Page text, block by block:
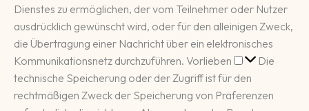
Dienstes zu ermöglichen, der vom Teilnehmer oder Nutzer
ausdrücklich gewünscht wird, oder für den alleinigen Zweck,
die Übertragung einer Nachricht über ein elektronisches
Kommunikationsnetz durchzuführen. Vorlieben Vorlieben
Die
technische Speicherung oder der Zugriff ist für den
rechtmäßigen Zweck der Speicherung von Präferenzen